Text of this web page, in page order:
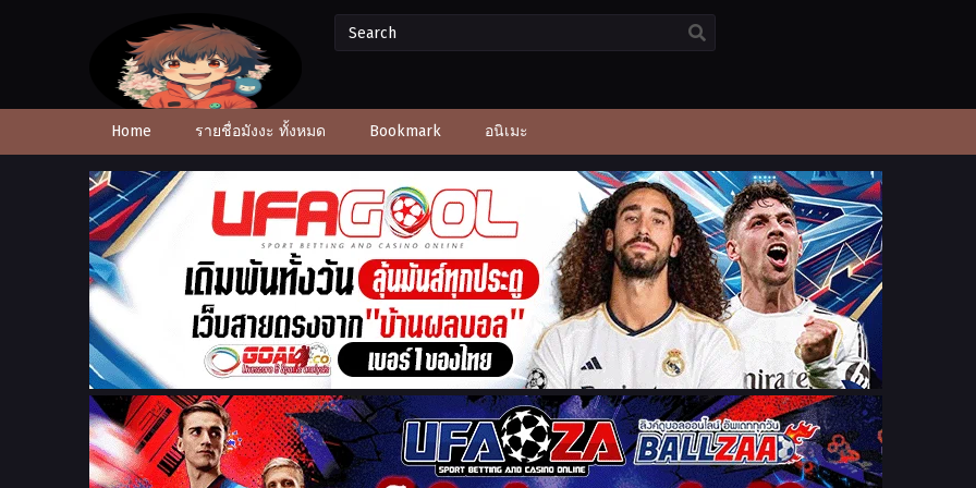
Home รายชื่อมังงะ ทั้งหมด Bookmark อนิเมะ